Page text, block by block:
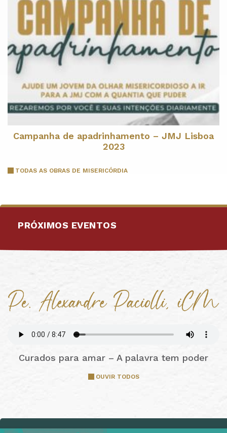
Campanha de apadrinhamento – JMJ Lisboa
2023
TODAS AS OBRAS DE MISERICÓRDIA
PRÓXIMOS EVENTOS
Curados para amar – A palavra tem poder
OUVIR TODOS